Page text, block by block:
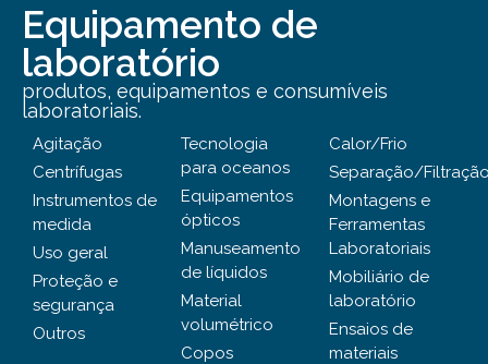
Equipamento de
laboratório
produtos, equipamentos e consumíveis
laboratoriais.
Agitação
Centrífugas
Instrumentos de
medida
Uso geral
Proteção e
segurança
Outros
Tecnologia
para oceanos
Equipamentos
ópticos
Manuseamento
de líquidos
Material
volumétrico
Copos
Calor/Frio
Separação/
Montagens e
Ferramentas
Laboratoriais
Mobiliário de
laboratório
Ensaios de
materiais